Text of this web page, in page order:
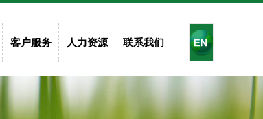
客户服务 人力资源 联系我们